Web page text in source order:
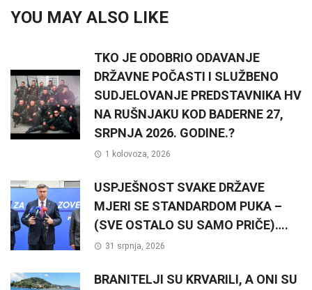
YOU MAY ALSO LIKE
TKO JE ODOBRIO ODAVANJE
DRŽAVNE POČASTI I SLUŽBENO
SUDJELOVANJE PREDSTAVNIKA HV
NA RUŠNJAKU KOD BADERNE 27,
SRPNJA 2026. GODINE.?
1 kolovoza, 2026
USPJEŠNOST SVAKE DRŽAVE
MJERI SE STANDARDOM PUKA –
(SVE OSTALO SU SAMO PRIČE)….
31 srpnja, 2026
BRANITELJI SU KRVARILI, A ONI SU